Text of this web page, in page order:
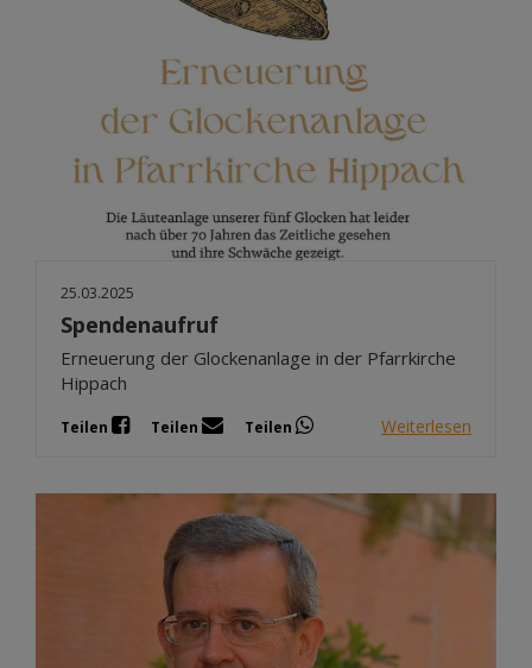
25.03.2025
Spendenaufruf
Erneuerung der Glockenanlage in der Pfarrkirche
Hippach
Teilen Teilen Teilen Weiterlesen